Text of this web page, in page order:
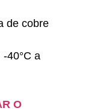
de cobre
-40°C a
O